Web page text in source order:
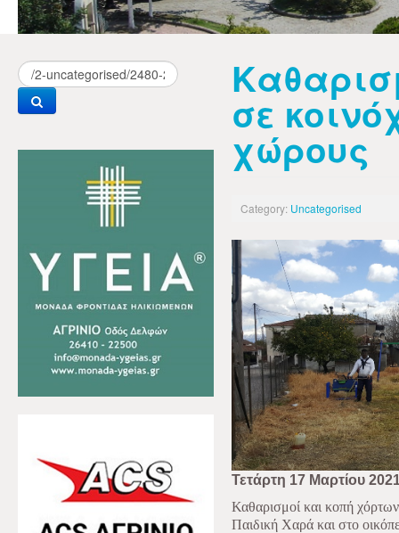
σε
χώρους
Category: Uncategorised
Τετάρτη 17 Μαρτίου
Καθαρισμοί και κοπή
Παιδική Χαρά και στο